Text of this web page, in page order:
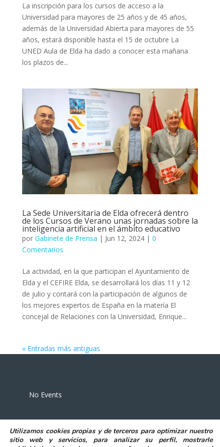
La inscripción para los cursos de acceso a la
Universidad para mayores de 25 años y de 45 años,
además de la Universidad Abierta para mayores de 55
años, estará disponible hasta el 15 de octubre La
UNED Aula de Elda ha dado a conocer esta mañana
los plazos de...
La Sede Universitaria de Elda ofrecerá dentro
de los Cursos de Verano unas jornadas sobre la
inteligencia artificial en el ámbito educativo
por Gabinete de Prensa | Jun 12, 2024| 0
Comentarios
La actividad, en la que participan el Ayuntamiento de
Elda y el CEFIRE Elda, se desarrollará los días 11 y 12
de julio y contará con la participación de algunos de
los mejores expertos de España en la matería El
concejal de Relaciones con la Universidad, Enrique...
« Entradas más antiguas
No Events
Utilizamos cookies propias y de terceros para optimizar nuestro
sitio web y servicios, para analizar su perfil, mostrarle